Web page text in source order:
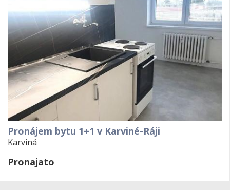
Pronájem bytu 1+1 v Karviné-Ráji
Karviná
Pronajato